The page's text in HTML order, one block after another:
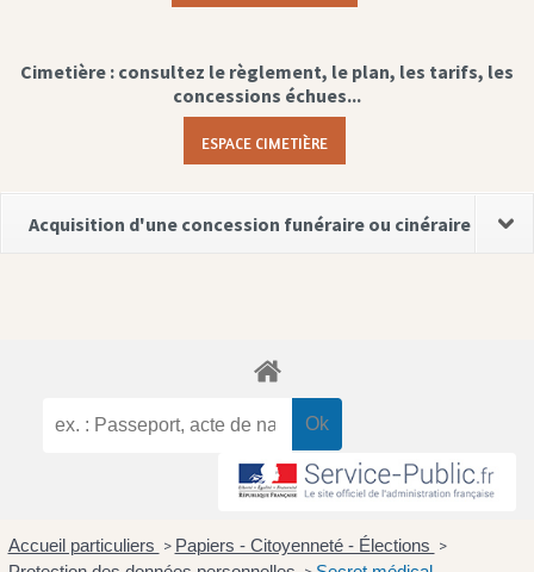
Cimetière : consultez le règlement, le plan, les tarifs, les
concessions échues...
ESPACE CIMETIÈRE
Acquisition d'une concession funéraire ou cinéraire
Accueil particuliers > Papiers - Citoyenneté - Élections >